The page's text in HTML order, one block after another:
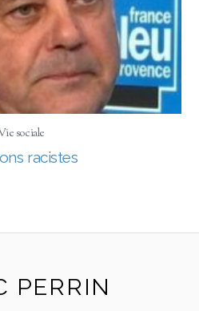
sociale
racistes
PERRIN